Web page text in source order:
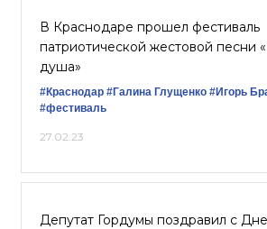
В Краснодаре прошел фестиваль
патриотической жестовой песни
душа»
#Краснодар #Галина Глущенко #Игорь
#фестиваль
27.02.23
Депутат Гордумы поздравил с